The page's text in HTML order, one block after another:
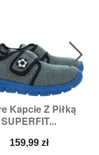
Kapcie Z Piłką
SUPERFIT...
Cena
159,99 zł